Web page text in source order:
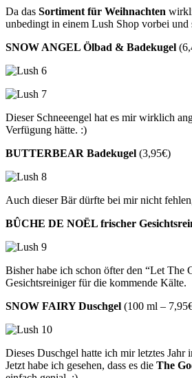
Da das Sortiment für Weihnachten
unbedingt in einem Lush Shop vorbei
SNOW ANGEL Ölbad & Badekugel
Dieser Schneeengel hat es mir wirklich
Verfügung hätte. :)
BUTTERBEAR Badekugel (3,95€)
Auch dieser Bär dürfte bei mir nicht
BÛCHE DE NOËL frischer
Bisher habe ich schon öfter den “Let
Gesichtsreiniger für die kommende Kälte.
SNOW FAIRY Duschgel (100 ml –
Dieses Duschgel hatte ich mir letztes
Jetzt habe ich gesehen, dass es die The